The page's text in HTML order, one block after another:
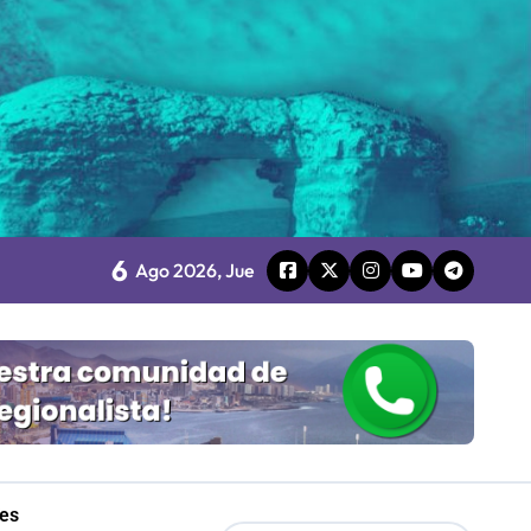
100% estatal
2.0”
6 Ago 2026, Jue